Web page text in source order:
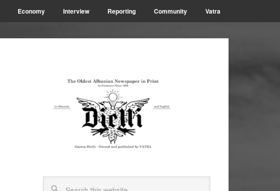
Economy Interview Reporting Community Vatra